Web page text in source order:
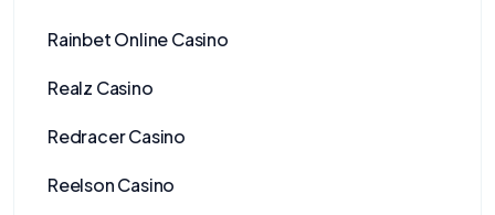
Rainbet Online Casino
Realz Casino
Redracer Casino
Reelson Casino